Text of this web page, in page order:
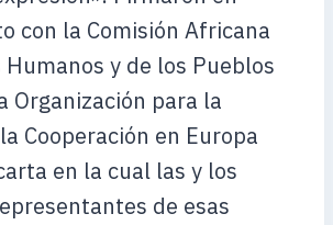
con la Comisión Africana
Humanos y de los Pueblos
Organización para la
Cooperación en Europa
en la cual las y los
de esas